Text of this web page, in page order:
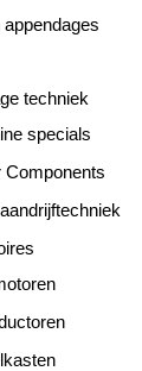
techniek
specials
Components